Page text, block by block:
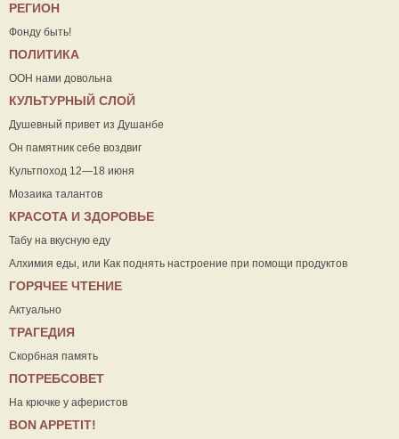
РЕГИОН
Фонду быть!
ПОЛИТИКА
ООН нами довольна
КУЛЬТУРНЫЙ СЛОЙ
Душевный привет из Душанбе
Он памятник себе воздвиг
Культпоход 12—18 июня
Мозаика талантов
КРАСОТА И ЗДОРОВЬЕ
Табу на вкусную еду
Алхимия еды, или Как поднять настроение при помощи продуктов
ГОРЯЧЕЕ ЧТЕНИЕ
Актуально
ТРАГЕДИЯ
Скорбная память
ПОТРЕБСОВЕТ
На крючке у аферистов
ВON APPETIT!